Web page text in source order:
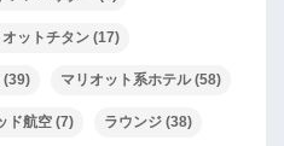
オットチタン (17)
(39) マリオット系ホテル(58)
ド航空 (7) ラウンジ (38)